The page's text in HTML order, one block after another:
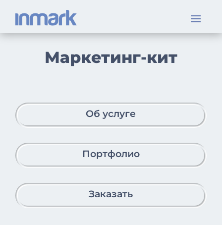
Маркетинг-кит
Об услуге
Портфолио
Заказать